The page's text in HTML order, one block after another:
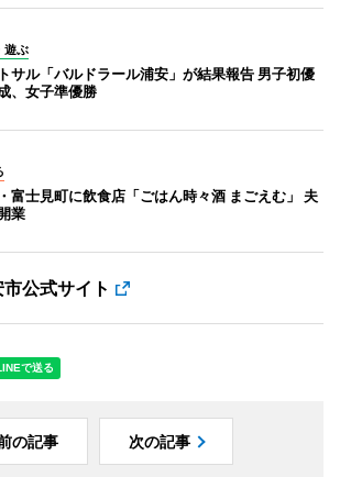
遊ぶ
サル「バルドラール浦安」が結果報告 男子初優
、女子準優勝
富士見町に飲食店「ごはん時々酒 まごえむ」 夫
業
公式サイト
の記事 次の記事